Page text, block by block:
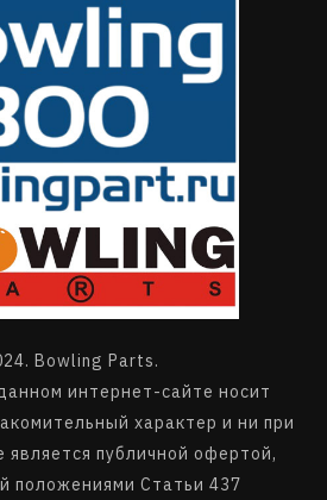
Bowling Parts.
интернет-сайте носит
характер и ни при
является публичной офертой,
положениями Статьи 437